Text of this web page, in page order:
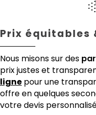
Prix équitables
Nous misons sur des
prix justes et
ligne pour une
offre en quelques
votre devis